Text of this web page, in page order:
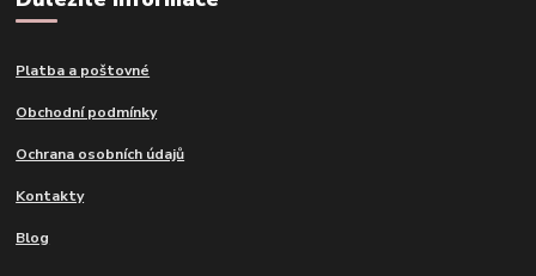
Platba a poštovné
Obchodní podmínky
Ochrana osobních údajů
Kontakty
Blog